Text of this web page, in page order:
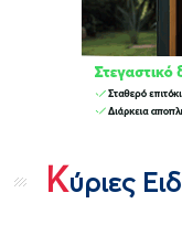
Κύριες